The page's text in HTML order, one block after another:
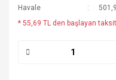
Havale
* 55,69 TL den başlayan